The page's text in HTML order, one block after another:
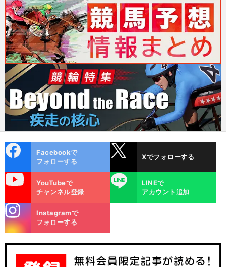
ok
Facebookで
フォローする
Xでフォローする
YouTubeで
チャンネル登録
LINE
LINEで
アカウント追加
m
Instagramで
フォローする